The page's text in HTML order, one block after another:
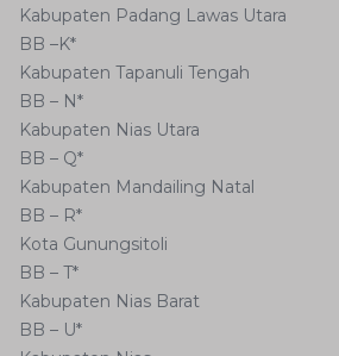
Kabupaten Padang Lawas Utara
BB –K*
Kabupaten Tapanuli Tengah
BB – N*
Kabupaten Nias Utara
BB – Q*
Kabupaten Mandailing Natal
BB – R*
Kota Gunungsitoli
BB – T*
Kabupaten Nias Barat
BB – U*